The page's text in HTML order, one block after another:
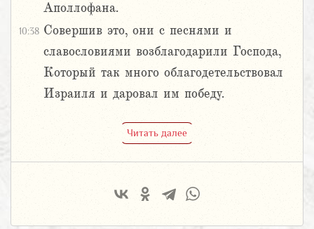
Аполлофана.
10:38 Совершив это, они с песнями и
славословиями возблагодарили Господа,
Который так много облагодетельствовал
Израиля и даровал им победу.
Читать далее